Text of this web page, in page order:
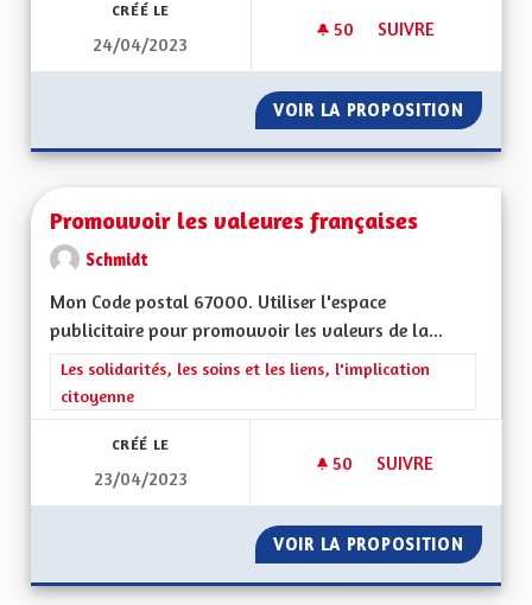
CRÉÉ LE
24/04/2023
50 50 ABONNÉS
SUIVRE
VOIR LA PROPOSITION
Promouvoir les valeures françaises
Schmidt
Mon Code postal 67000. Utiliser l'espace
publicitaire pour promouvoir les valeurs de la...
Filtrer les résultats de la catégorie : Les solidarités, les soins
Les solidarités, les soins et les liens, l'implication
citoyenne
CRÉÉ LE
23/04/2023
50 50 ABONNÉS
SUIVRE
VOIR LA PROPOSITION